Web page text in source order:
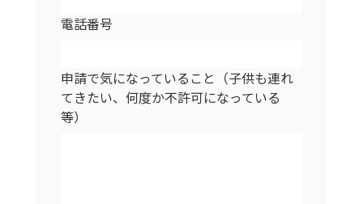
電話番号
申請で気になっていること（子供も連れ
てきたい、何度か不許可になっている
等）